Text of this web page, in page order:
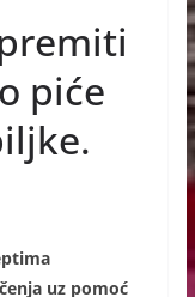
piće
uz pomoć